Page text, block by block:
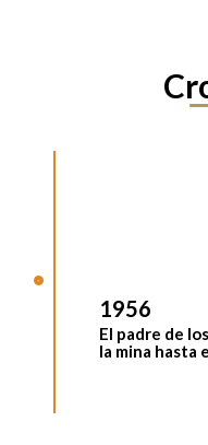
1956
El padre de
la mina hasta